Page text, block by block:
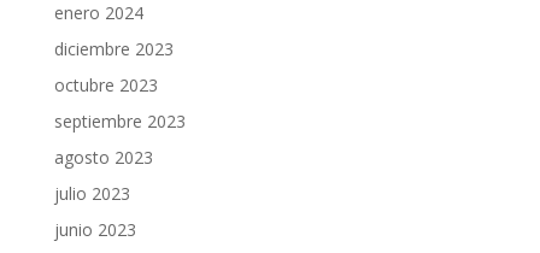
enero 2024
diciembre 2023
octubre 2023
septiembre 2023
agosto 2023
julio 2023
junio 2023